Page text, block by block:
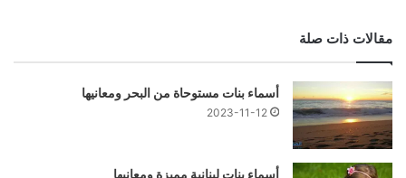
مقالات ذات صلة
أسماء بنات مستوحاة من البحر ومعانيها
2023-11-12
أسماء بنات لبنانية مميزة ومعانيها